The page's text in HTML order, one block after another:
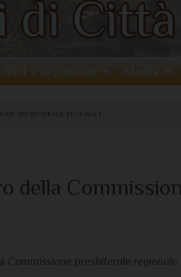
e organismi Media
PRESBITERALE REGIONALE.
della
Commissione presbiterale regionale.